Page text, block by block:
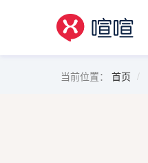
当前位置： 首页